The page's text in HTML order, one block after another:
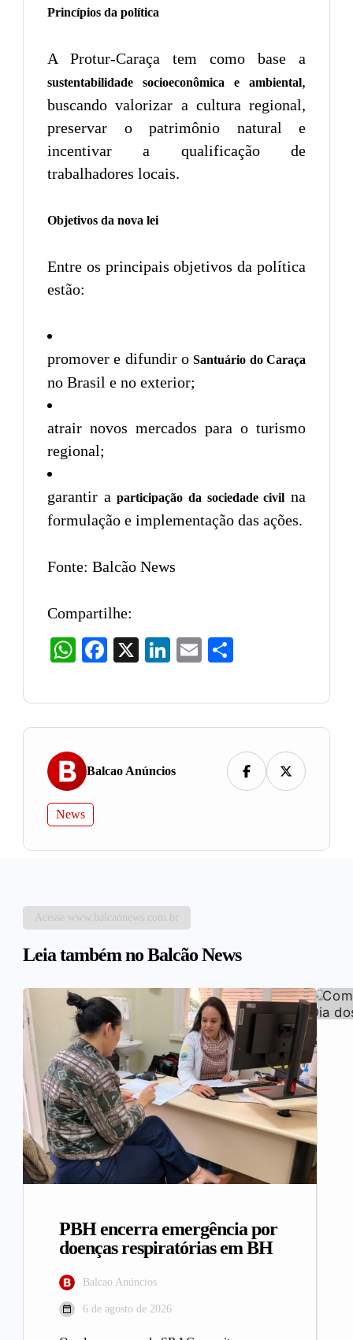
Princípios da política
A Protur-Caraça tem como base a
sustentabilidade socioeconômica e ambiental,
buscando valorizar a cultura regional,
preservar o patrimônio natural e
incentivar a qualificação de
trabalhadores locais.
Objetivos da nova lei
Entre os principais objetivos da política
estão:
promover e difundir oSantuário do Caraça
no Brasil e no exterior;
atrair novos mercados para o turismo
regional;
garantir aparticipação da sociedade civil na
formulação e implementação das ações.
Fonte: Balcão News
Compartilhe:
WhatsAppFacebook LinkedIn
Email
Balcao Anúncios
News
Acesse www.balcaonews.com.br
Leia também no Balcão News
PBH encerra emergência por
doenças respiratórias em BH
Balcao Anúncios
6 de agosto de 2026